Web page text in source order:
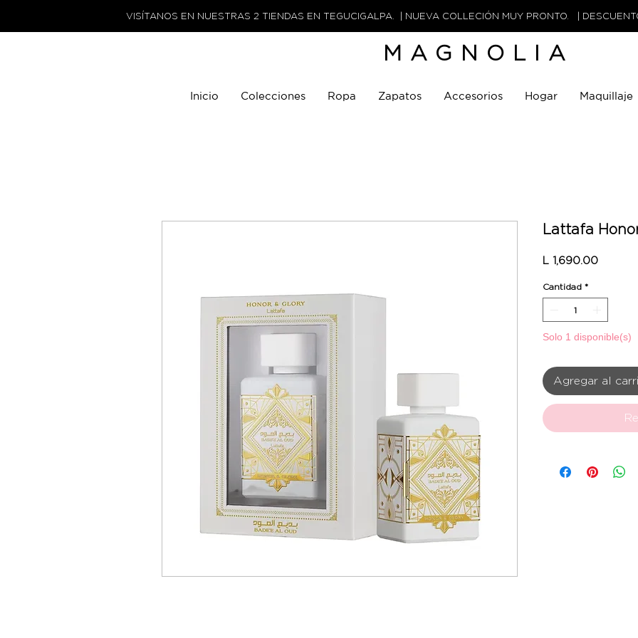
VISÍTANOS EN NUESTRAS 2 TIENDAS EN TEGUCIGALPA. | NUEVA COLLECIÓN MUY PRONTO. |
MAGNOLIA
Inicio Colecciones Ropa Zapatos Accesorios Hogar Maquillaje
Lattafa
L 1,690.00Precio
Cantidad *
Solo 1 disponible(s)
Agregar al